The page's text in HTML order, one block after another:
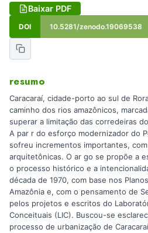
Baixar PDF
DOI 10.5281/zenodo.19069538
resumo
Caracaraí, cidade-porto ao sul de
caminho dos rios amazônicos,
superar a limitação das corredeiras
A par r do esforço modernizador do
sofreu incrementos importantes,
arquitetônicas. O ar go se propõe a
o processo histórico e a
década de 1970, com base nos
Amazônia e, com o pensamento de
pelos projetos e escritos do
Conceituais (LIC). Buscou-se
processo de urbanização de